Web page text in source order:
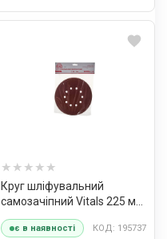
Круг шліфувальний
самозачіпний Vitals 225 мм,
10 отв., з. – 100, 5 од.
є в наявності КОД: 195737